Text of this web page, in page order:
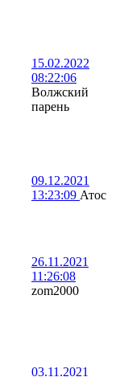
15.02.2022
08:22:06
Волжский
парень
09.12.2021
13:23:09 Атос
26.11.2021
11:26:08
zom2000
03.11.2021